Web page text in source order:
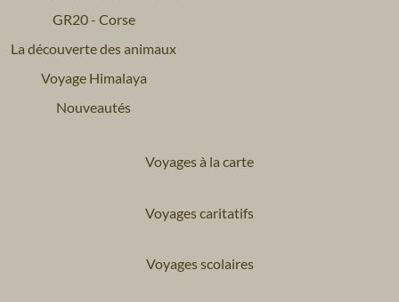
GR20 - Corse
La découverte des animaux
Voyage Himalaya
Nouveautés
Voyages à la carte
Voyages caritatifs
Voyages scolaires